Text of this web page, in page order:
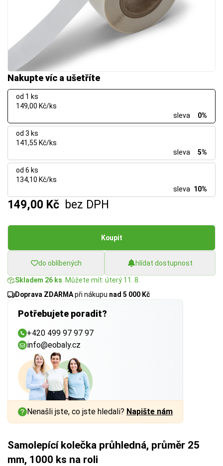
Nakupte víc a ušetříte
od 1 ks
149,00 Kč/ks
sleva
0%
od 3 ks
141,55 Kč/ks
sleva
5%
od 6 ks
134,10 Kč/ks
sleva 10%
149,00 Kč bez DPH
Koupit
do oblíbených hlídat dostupnost
Skladem 26 ks . Můžete mít: úterý 11. 8.
Doprava ZDARMApři nákupu nad 5 000 Kč
Potřebujete poradit?
+420 499 97 97 97
info@eobaly.cz
Nenašli jste, co jste hledali? Napište nám
Samolepící kolečka průhledná, průměr 25
mm, 1000 ks na roli